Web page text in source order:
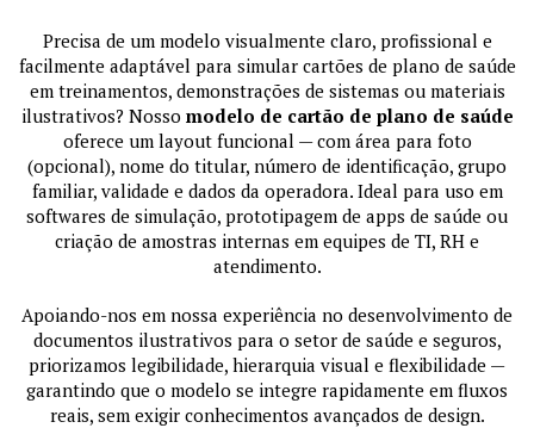
Precisa de um modelo visualmente claro, profissional e
facilmente adaptável para simular cartões de plano de saúde
em treinamentos, demonstrações de sistemas ou materiais
ilustrativos? Nosso modelo de cartão de plano de saúde
oferece um layout funcional — com área para foto
(opcional), nome do titular, número de identificação, grupo
familiar, validade e dados da operadora. Ideal para uso em
softwares de simulação, prototipagem de apps de saúde ou
criação de amostras internas em equipes de TI, RH e
atendimento.
Apoiando-nos em nossa experiência no desenvolvimento de
documentos ilustrativos para o setor de saúde e seguros,
priorizamos legibilidade, hierarquia visual e flexibilidade —
garantindo que o modelo se integre rapidamente em fluxos
reais, sem exigir conhecimentos avançados de design.